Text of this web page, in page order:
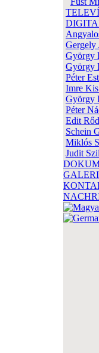
Gergely
György
György
Péter
Imre
György
Péter
Edit
Schein
Miklós
Judit